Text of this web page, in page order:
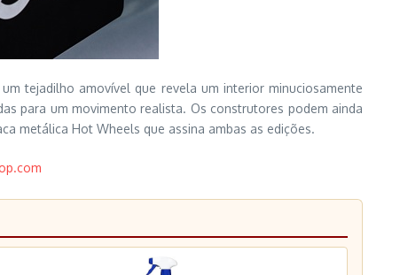
tejadilho amovível que revela um interior minuciosamente
para um movimento realista. Os construtores podem ainda
metálica Hot Wheels que assina ambas as edições.